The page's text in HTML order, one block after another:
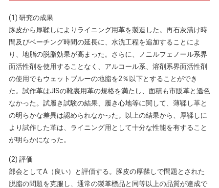
(1) 研究の成果
豚皮から厚鞣しによりライニング用革を製造した。再石灰漬け時
間及びベーチング時間の延長に、水洗工程を追加することによ
り、地脂の脱脂効果が高まった。さらに、ノニルフェノール系界
面活性剤を使用することなく、アルコール系、溶剤系界面活性剤
の使用でもウェットブルーの地脂を2％以下とすることができ
た。試作革はJISの靴裏用革の規格を満たし、面積も市販革と遜色
なかった。試履き試験の結果、履き心地等に関して、薄鞣し革と
の明らかな差異は認められなかった。以上の結果から、厚鞣しに
より試作した革は、ライニング用として十分な性能を有すること
が明らかになった。
(2) 評価
部会としてA（良い）と評価する。豚皮の厚鞣しで問題とされた
脱脂の問題を克服し、通常の製革標品と同等以上の品質が達成で